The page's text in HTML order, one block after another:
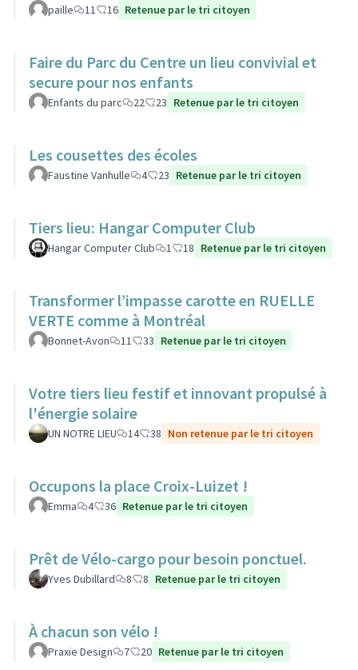
paille 11 16 Retenue par le tri citoyen
Faire du Parc du Centre un lieu convivial et
secure pour nos enfants
Enfants du parc 22 23 Retenue par le tri citoyen
Les cousettes des écoles
Faustine Vanhulle 4 23 Retenue par le tri citoyen
Tiers lieu: Hangar Computer Club
Hangar Computer Club 1 18 Retenue par le tri citoyen
Transformer l’impasse carotte en RUELLE
VERTE comme à Montréal
Bonnet-Avon 11 33 Retenue par le tri citoyen
Votre tiers lieu festif et innovant propulsé à
l'énergie solaire
UN NOTRE LIEU 14 38 Non retenue par le tri citoyen
Occupons la place Croix-Luizet !
Emma 4 36 Retenue par le tri citoyen
Prêt de Vélo-cargo pour besoin ponctuel.
Yves Dubillard 8 8 Retenue par le tri citoyen
À chacun son vélo !
Praxie Design 7 20 Retenue par le tri citoyen